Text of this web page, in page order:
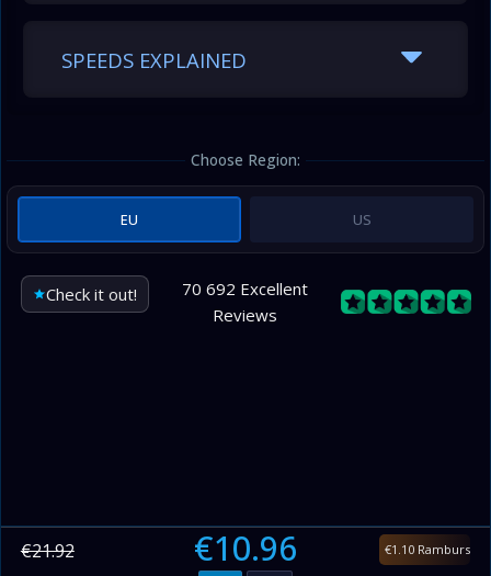
SPEEDS EXPLAINED
Choose Region:
EU US
Check it out!
70 692 Excellent
Reviews
€21.92 €10.96 €1.10 Ramburs